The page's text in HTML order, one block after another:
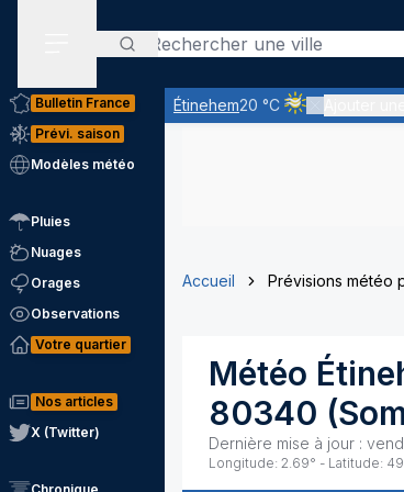
Rechercher
Étinehem20 °C
Ciel voilé par
Bulletin France
Prévi. saison
Modèles météo
Pluies
Nuages
Orages
Observations
Votre quartier
Nos articles
X (Twitter)
Accueil Prévisions météo
Météo
80340 (
Dernière mise à jour :
Longitude: 2.69° - Latitude: